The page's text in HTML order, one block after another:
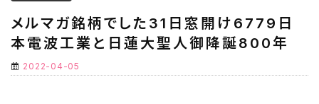
メルマガ銘柄でした31日窓開け6779日
本電波工業と日蓮大聖人御降誕800年
2022-04-05